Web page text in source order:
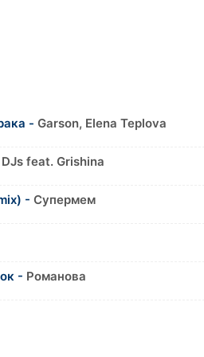
- Garson, Elena Teplova
feat. Grishina
- Супермем
- Романова